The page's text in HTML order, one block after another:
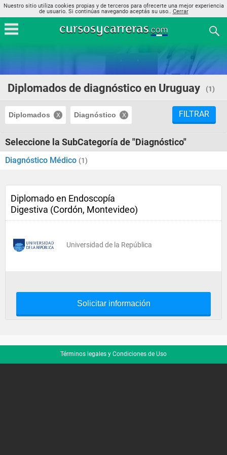
Nuestro sitio utiliza cookies propias y de terceros para ofrecerte una mejor experiencia
de usuario. Si continúas navegando aceptás su uso.. Cerrar
Diplomados de diagnóstico en Uruguay (1)
Diplomados Diagnóstico FILTRAR
Seleccione la SubCategoría de "Diagnóstico"
Diagnóstico Médico (1)
Diplomado en Endoscopía
Digestiva (Cordón, Montevideo)
Universidad de la República
Solicitar información
Términos legales y Condiciones de Uso